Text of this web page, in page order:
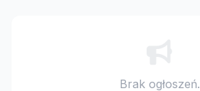
Brak ogłoszeń.